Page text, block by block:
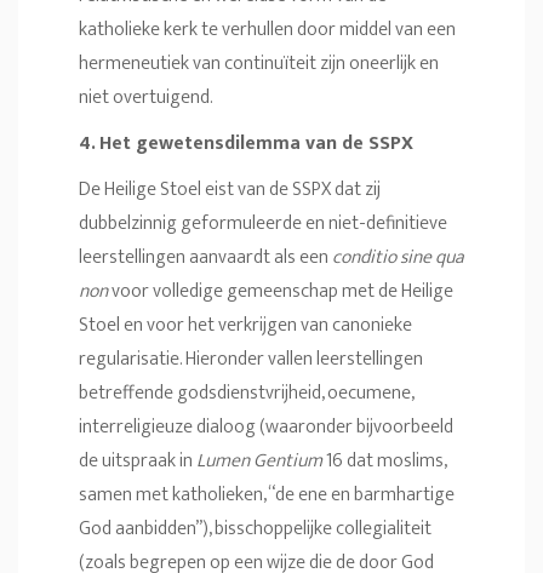
katholieke kerk te verhullen door middel van een
hermeneutiek van continuïteit zijn oneerlijk en
niet overtuigend.
4. Het gewetensdilemma van de SSPX
De Heilige Stoel eist van de SSPX dat zij
dubbelzinnig geformuleerde en niet-definitieve
leerstellingen aanvaardt als eenconditio sine qua
nonvoor volledige gemeenschap met de Heilige
Stoel en voor het verkrijgen van canonieke
regularisatie. Hieronder vallen leerstellingen
betreffende godsdienstvrijheid, oecumene,
interreligieuze dialoog (waaronder bijvoorbeeld
de uitspraak inLumen Gentium16 dat moslims,
samen met katholieken, “de ene en barmhartige
God aanbidden”), bisschoppelijke collegialiteit
(zoals begrepen op een wijze die de door God